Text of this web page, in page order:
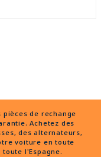
pièces de rechange
Achetez des
des alternateurs,
voiture en toute
toute l'Espagne.